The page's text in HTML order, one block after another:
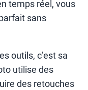
temps réel, vous
sans
outils, c’est sa
utilise des
des retouches